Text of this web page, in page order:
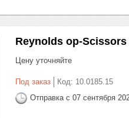
Reynolds op-Scissors
Цену уточняйте
Под заказ Код: 10.0185.15
Отправка с 07 сентября